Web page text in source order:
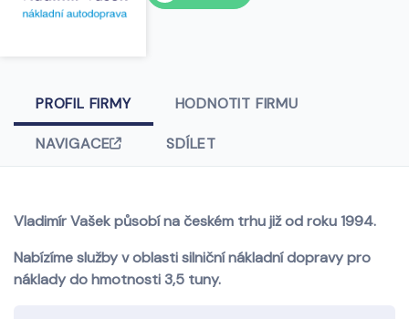
PROFIL FIRMY HODNOTIT FIRMU
NAVIGACE SDÍLET
Vladimír Vašek působí na českém trhu již od roku 1994.
Nabízíme služby v oblasti silniční nákladní dopravy pro
náklady do hmotnosti 3,5 tuny.